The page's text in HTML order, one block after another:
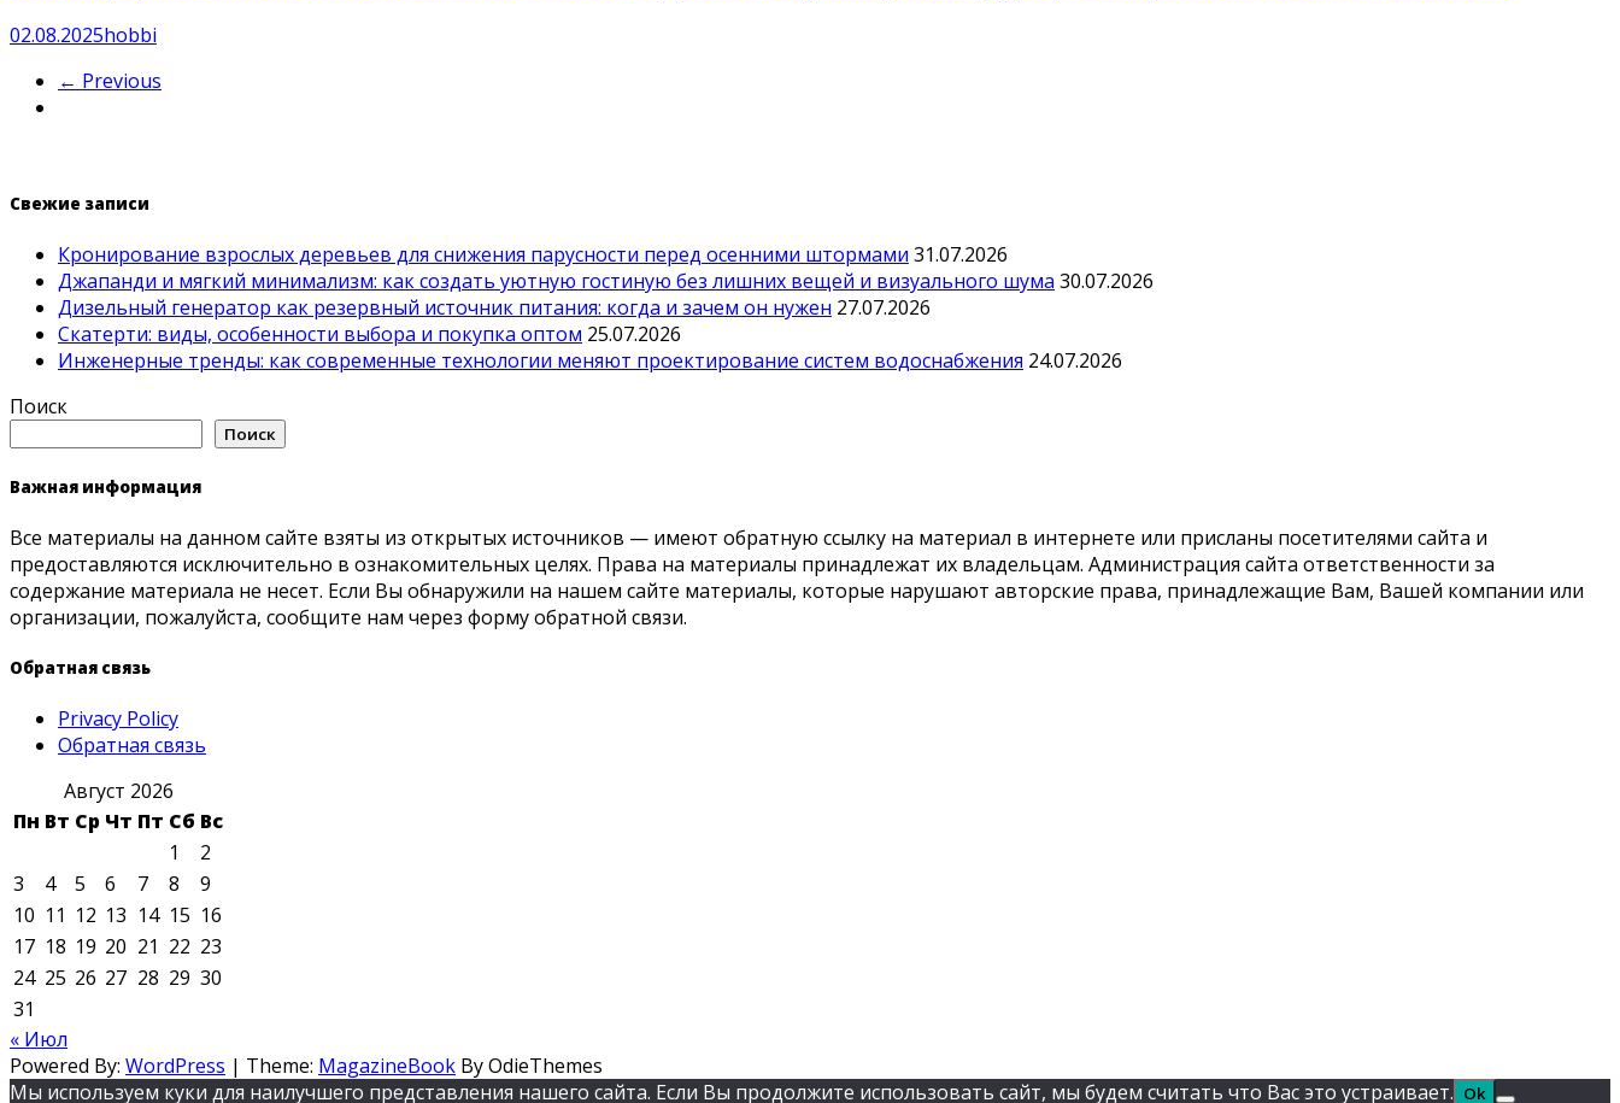
02.08.2025hobbi
← Previous
Свежие записи
Кронирование взрослых деревьев для снижения парусности перед осенними штормами 31.07.2026
Джапанди и мягкий минимализм: как создать уютную гостиную без лишних вещей и визуального шума 30.07.2026
Дизельный генератор как резервный источник питания: когда и зачем он нужен 27.07.2026
Скатерти: виды, особенности выбора и покупка оптом 25.07.2026
Инженерные тренды: как современные технологии меняют проектирование систем водоснабжения 24.07.2026
Поиск
Поиск
Важная информация
Все материалы на данном сайте взяты из открытых источников — имеют обратную ссылку на материал в интернете или присланы посетителями сайта и
предоставляются исключительно в ознакомительных целях. Права на материалы принадлежат их владельцам. Администрация сайта ответственности за
содержание материала не несет. Если Вы обнаружили на нашем сайте материалы, которые нарушают авторские права, принадлежащие Вам, Вашей компании или
организации, пожалуйста, сообщите нам через форму обратной связи.
Обратная связь
Privacy Policy
Обратная связь
Август 2026
Пн Вт Ср Чт Пт Сб Вс
1
2
3
4 5 6 7 8
9
10 11 12 13 14 15 16
17 18 19 20 21 22 23
24 25 26 27 28 29 30
31
« Июл
Powered By: WordPress | Theme: MagazineBook By OdieThemes
Мы используем куки для наилучшего представления нашего сайта. Если Вы продолжите использовать сайт, мы будем считать что Вас это устраивает. Ok